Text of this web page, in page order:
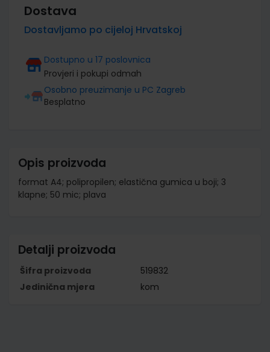
Dostava
Dostavljamo po cijeloj Hrvatskoj
Dostupno u 17 poslovnica
Provjeri i pokupi odmah
Osobno preuzimanje u PC Zagreb
Besplatno
Opis proizvoda
format A4; polipropilen; elastična gumica u boji; 3
klapne; 50 mic; plava
Detalji proizvoda
Šifra proizvoda
519832
Jedinična mjera
kom